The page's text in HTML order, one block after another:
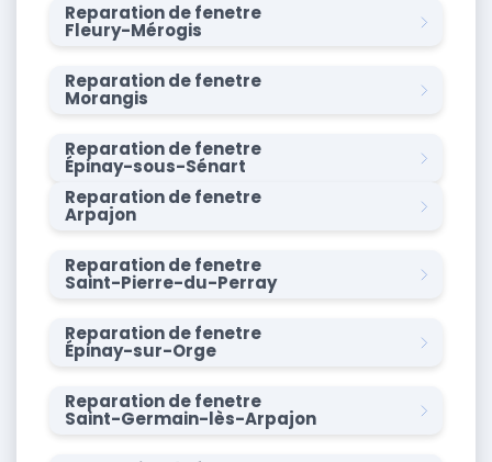
Reparation de fenetre
Fleury-Mérogis
Reparation de fenetre
Morangis
Reparation de fenetre
Épinay-sous-Sénart
Reparation de fenetre
Arpajon
Reparation de fenetre
Saint-Pierre-du-Perray
Reparation de fenetre
Épinay-sur-Orge
Reparation de fenetre
Saint-Germain-lès-Arpajon